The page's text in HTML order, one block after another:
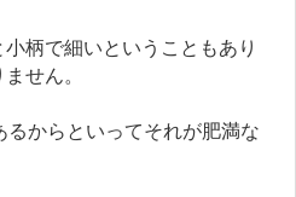
柄で細いということもあり
せん。
からといってそれが肥満な